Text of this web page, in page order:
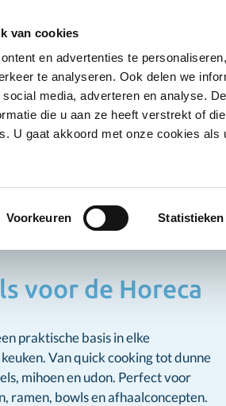
van cookies
en advertenties te
te analyseren. Ook delen we
media, adverteren en analyse.
die u aan ze heeft verstrekt of
U gaat akkoord met onze cookies als
Voorkeuren Statistieken
Show submenu for Droogwaren
Koelproducten
Show submenu
Noedels
voor de Horeca
praktische basis in elke
Van quick cooking tot dunne
mihoen en udon. Perfect voor
ramen, bowls en afhaalconcepten.